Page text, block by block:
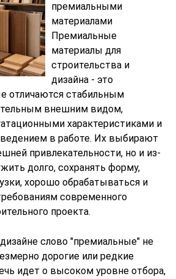
премиальными
материалами
Премиальные
материалы для
строительства и
дизайна - это
отличаются стабильным
внешним видом,
характеристиками и
в работе. Их выбирают
привлекательности, но и из-
долго, сохранять форму,
хорошо обрабатываться и
современного
проекта.
слово "премиальные" не
дорогие или редкие
идет о высоком уровне отбора,